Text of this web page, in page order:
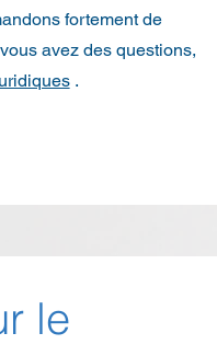
fortement de
avez des questions,
.
le